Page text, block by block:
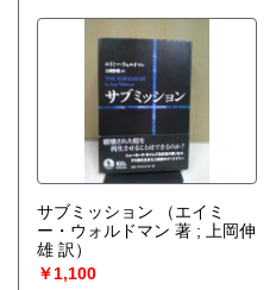
サブミッション
（エイミ
ー・ウォルドマン 著 ; 上岡伸
雄 訳）
￥1,100